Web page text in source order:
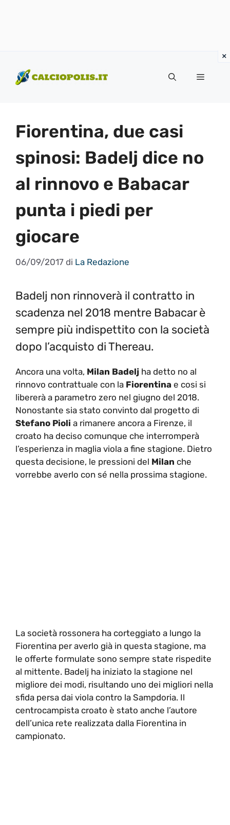
contenuto
Menu
Fiorentina, due casi
spinosi: Badelj dice no
al rinnovo e Babacar
punta i piedi per
giocare
06/09/2017 di La Redazione
Badelj non rinnoverà il contratto in
scadenza nel 2018 mentre Babacar è
sempre più indispettito con la società
dopo l’acquisto di Thereau.
Ancora una volta, Milan Badelj ha detto no al
rinnovo contrattuale con la Fiorentina e cosi si
libererà a parametro zero nel giugno del 2018.
Nonostante sia stato convinto dal progetto di
Stefano Pioli a rimanere ancora a Firenze, il
croato ha deciso comunque che interromperà
l’esperienza in maglia viola a fine stagione. Dietro
questa decisione, le pressioni del Milan che
vorrebbe averlo con sé nella prossima stagione.
La società rossonera ha corteggiato a lungo la
Fiorentina per averlo già in questa stagione, ma
le offerte formulate sono sempre state rispedite
al mittente. Badelj ha iniziato la stagione nel
migliore dei modi, risultando uno dei migliori nella
sfida persa dai viola contro la Sampdoria. Il
centrocampista croato è stato anche l’autore
dell’unica rete realizzata dalla Fiorentina in
campionato.